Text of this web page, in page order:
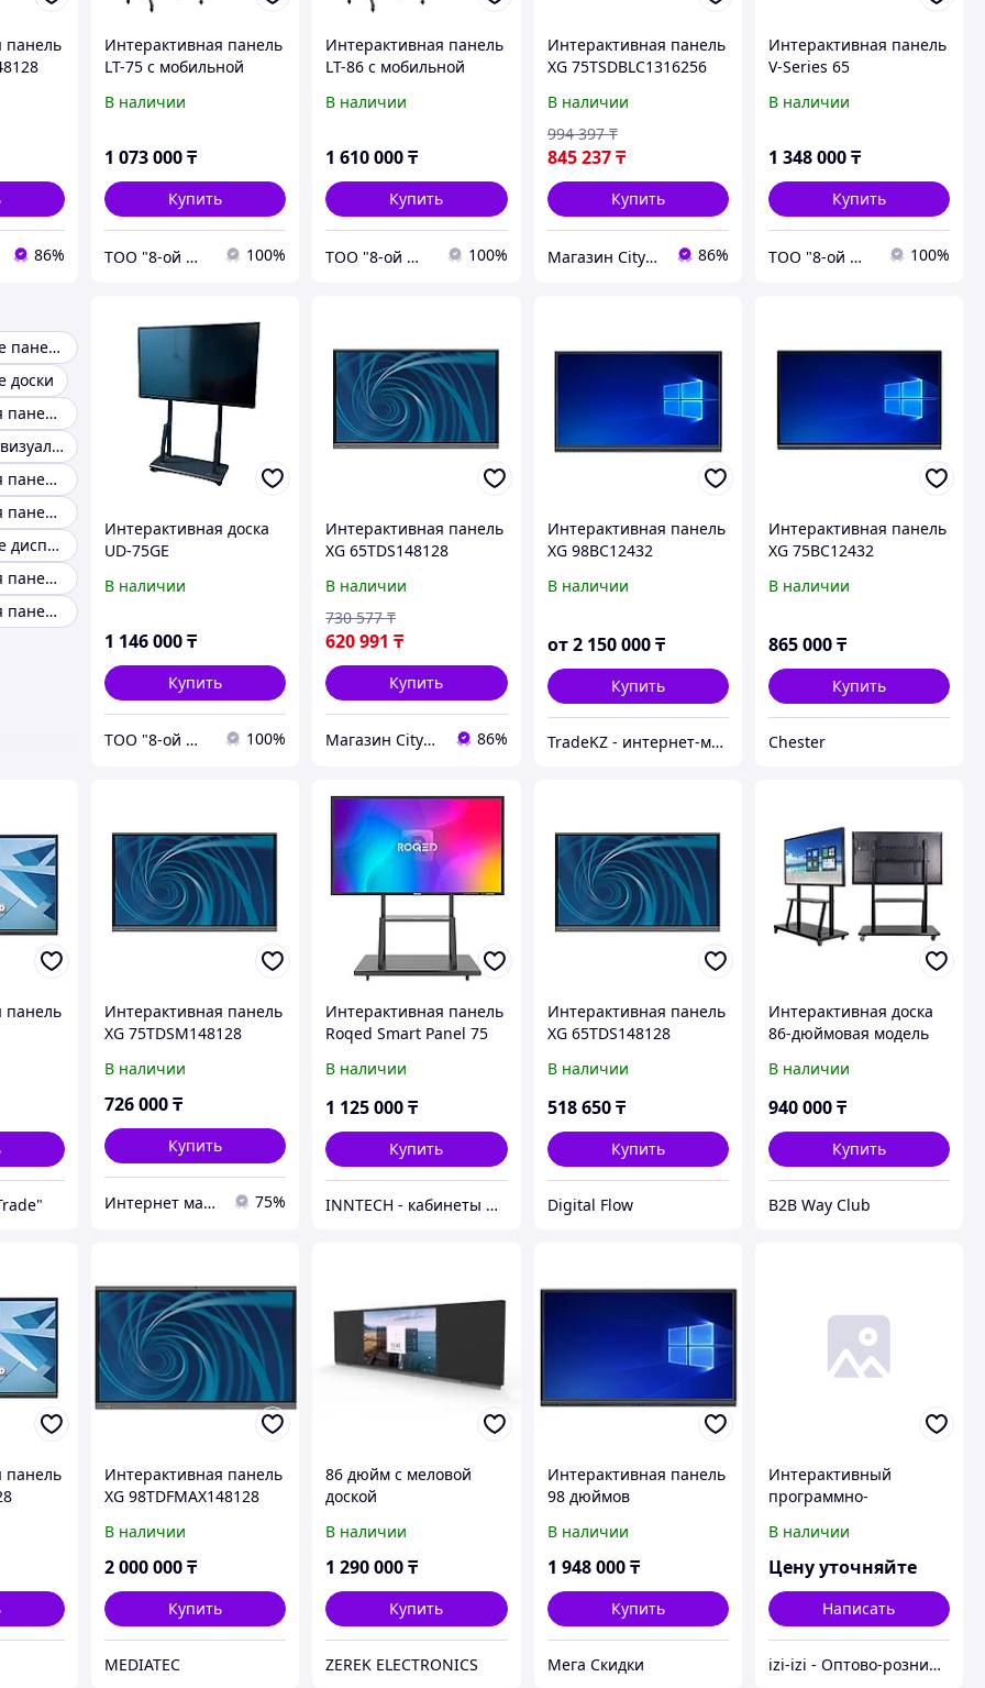
панель
86%
Интерактивная панель
LT-75 с мобильной
В наличии
1 073 000₸
Купить
ТОО "8-ой Миллионер" 100%
Интерактивная панель
LT-86 с мобильной
В наличии
1 610 000₸
Купить
ТОО "8-ой Миллионер" 100%
Интерактивная панель
XG 75TSDBLC1316256
В наличии
845 237 ₸
994 397 ₸
Купить
Магазин CityCom.kz +7-727-250-1209 86%
Интерактивная панель
V-Series 65
В наличии
1 348 000₸
Купить
ТОО "8-ой Миллионер" 100%
Интерактивные панели
доски
Интерактивная панель для класса
Коммерческая визуализация
Интерактивная панель XG
Интерактивная панель для офиса
Интерактивные дисплеи
Интерактивная панель touch
Интерактивная панель 86 IQ
Интерактивная доска
UD-75GE
В наличии
1 146 000₸
Купить
ТОО "8-ой Миллионер" 100%
Интерактивная панель
XG 65TDS148128
В наличии
620 991 ₸
730 577 ₸
Купить
Магазин CityCom.kz +7-727-250-1209 86%
Интерактивная панель
XG 98BC12432
В наличии
от 2 150 000 ₸
Купить
TradeKZ - интернет-магазин
Интерактивная панель
XG 75BC12432
В наличии
865 000₸
Купить
Chester
панель
Интерактивная панель
XG 75TDSM148128
В наличии
726 000₸
Купить
Интернет магазин "Техника" 75%
Интерактивная панель
Roqed Smart Panel 75
В наличии
1 125 000₸
Купить
INNTECH - кабинеты робототехники и STEM под ключ по всему Казахстану. Дистрибьюторы крупных брендов.
Интерактивная панель
XG 65TDS148128
В наличии
518 650 ₸
Купить
Digital Flow
Интерактивная доска
86-дюймовая модель
В наличии
940 000₸
Купить
B2B Way Club
панель
Интерактивная панель
XG 98TDFMAX148128
В наличии
2 000 000₸
Купить
MEDIATEC
86 дюйм с меловой
доской
В наличии
1 290 000₸
Купить
ZEREK ELECTRONICS
Интерактивная панель
98 дюймов
В наличии
1 948 000 ₸
Купить
Мега Скидки
Интерактивный
программно-
Geckotouch Interactive
86R
В наличии
Цену уточняйте
Написать
izi-izi - Оптово-розничный Склад - товары на заказ до двери! Cамые уникальные и полезные товары.